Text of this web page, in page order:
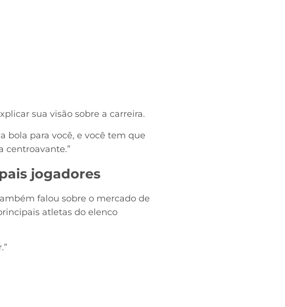
sua visão sobre a carreira.
bola para você, e você tem que
centroavante.”
jogadores
falou sobre o mercado de
atletas do elenco